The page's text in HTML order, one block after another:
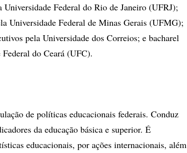
Federal do Rio de Janeiro (UFRJ);
Universidade Federal de Minas Gerais (UFMG);
pela Universidade dos Correios; e bacharel
do Ceará (UFC).
de políticas educacionais federais. Conduz
da educação básica e superior. É
educacionais, por ações internacionais, além